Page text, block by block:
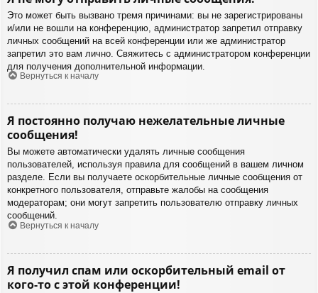
Это может быть вызвано тремя причинами: вы не зарегистрированы
и/или не вошли на конференцию, администратор запретил отправку
личных сообщений на всей конференции или же администратор
запретил это вам лично. Свяжитесь с администратором конференции
для получения дополнительной информации.
Вернуться к началу
Я постоянно получаю нежелательные личные
сообщения!
Вы можете автоматически удалять личные сообщения
пользователей, используя правила для сообщений в вашем личном
разделе. Если вы получаете оскорбительные личные сообщения от
конкретного пользователя, отправьте жалобы на сообщения
модераторам; они могут запретить пользователю отправку личных
сообщений.
Вернуться к началу
Я получил спам или оскорбительный email от
кого-то с этой конференции!